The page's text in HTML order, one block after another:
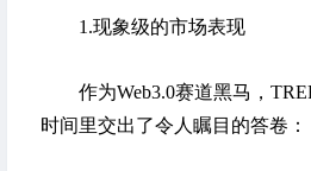
1.现象级的市场表现
作为Web3.0赛道黑马，
时间里交出了令人瞩目的答卷：